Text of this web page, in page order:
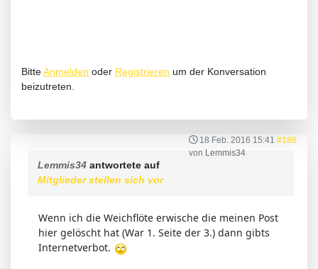
BitteAnmelden oder Registrieren um der Konversation
beizutreten.
18 Feb. 2016 15:41 #186
von Lemmis34
Lemmis34 antwortete auf
Mitglieder stellen sich vor
Wenn ich die Weichflöte erwische die meinen Post
hier gelöscht hat (War 1. Seite der 3.) dann gibts
Internetverbot.